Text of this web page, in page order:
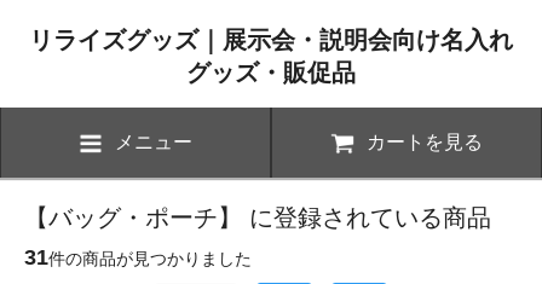
リライズグッズ｜展示会・説明会向け名入れ
グッズ・販促品
メニュー カートを見る
【バッグ・ポーチ】 に登録されている商品
31件の商品が見つかりました